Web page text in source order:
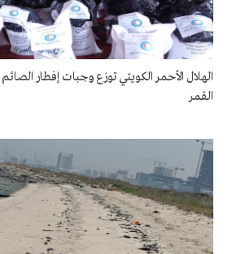
الهلال الأحمر الكويتي توزع وجبات إفطار
القمر